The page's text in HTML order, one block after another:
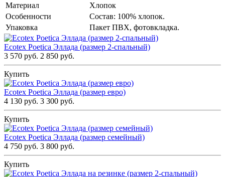
Материал
Хлопок
Особенности
Состав: 100% хлопок.
Упаковка
Пакет ПВХ, фотовкладка.
Ecotex Poetica Эллада (размер 2-спальный)
3 570 руб. 2 850 руб.
Купить
Ecotex Poetica Эллада (размер евро)
4 130 руб. 3 300 руб.
Купить
Ecotex Poetica Эллада (размер семейный)
4 750 руб. 3 800 руб.
Купить